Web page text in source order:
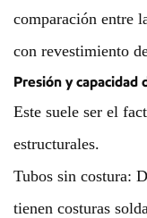
comparación entre
con revestimiento
Presión y capacidad
Este suele ser el
estructurales.
Tubos sin costura:
tienen costuras